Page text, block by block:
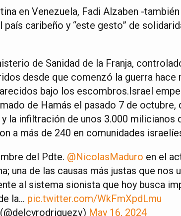
en Venezuela, Fadi Alzaben -
caribeño y “este gesto” de
de Sanidad de la Franja,
desde que comenzó la guerra hace
bajo los escombros.Israel
de Hamás el pasado 7 de
la infiltración de unos 3.000 milicianos
a más de 240 en comunidades
del Pdte. @NicolasMaduro en el
una de las causas más justas que nos
al sistema sionista que hoy busca
la… pic.twitter.com/WkFmXpdLmu
May 16, 2024